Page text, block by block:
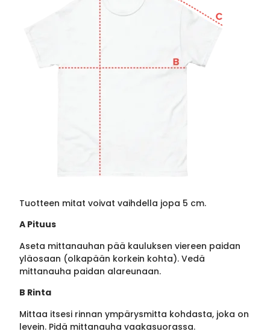
Tuotteen mitat voivat vaihdella jopa 5 cm.
A Pituus
Aseta mittanauhan pää kauluksen viereen paidan
yläosaan (olkapään korkein kohta). Vedä
mittanauha paidan alareunaan.
B Rinta
Mittaa itsesi rinnan ympärysmitta kohdasta, joka on
levein. Pidä mittanauha vaakasuorassa.